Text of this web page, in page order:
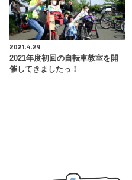
2021.4.29
2021年度初回の自転車教室を開
催してきましたっ！